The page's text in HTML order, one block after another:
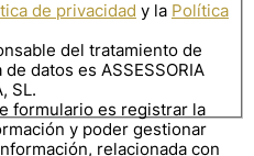
de privacidad y la Política
del tratamiento de
datos es ASSESSORIA
SL.
formulario es registrar la
y poder gestionar
relacionada con